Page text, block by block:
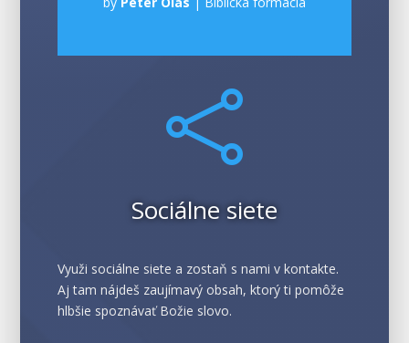

Sociálne siete
Využi sociálne siete a zostaň s nami v kontakte.
Aj tam nájdeš zaujímavý obsah, ktorý ti pomôže
hlbšie spoznávať Božie slovo.